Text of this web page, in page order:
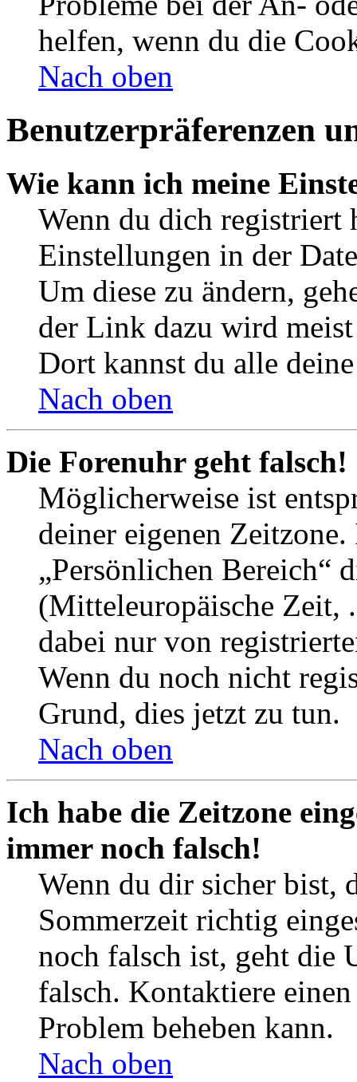
helfen, wenn du die
Nach oben
Benutzerpräferenzen
Wie kann ich meine
Wenn du dich registriert
Einstellungen in der
Um diese zu ändern,
der Link dazu wird
Dort kannst du alle
Nach oben
Die Forenuhr geht falsch!
Möglicherweise ist
deiner eigenen
„Persönlichen Bereich“
(Mitteleuropäische Zeit,
dabei nur von
Wenn du noch nicht
Grund, dies jetzt zu tun.
Nach oben
Ich habe die Zeitzone
immer noch falsch!
Wenn du dir sicher bist,
Sommerzeit richtig
noch falsch ist, geht die
falsch. Kontaktiere
Problem beheben kann.
Nach oben